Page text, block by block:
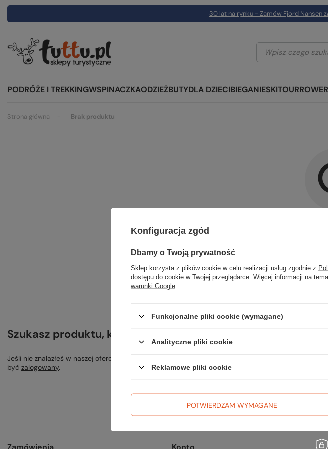
30 lat na rynku - Zamów Fjord Nansen
PODRÓŻE I TREKKINGWSPINACZKAODZIEŻBUTYDLA DZIECIBIEGANIESKITOURROWER
Strona główna Brak produktu
Szukany produkt
Spróbuj sprecyzować dokładniejsze
Szukasz produktu, którego nie mamy w ofercie?
Jeśli nie znalazłeś w naszej ofercie produktu, a chciałbyś kupić go w naszym sklepie, możesz
być zalogowany.
Konfiguracja zgód
Dbamy o Twoją prywatność
Sklep korzysta z plików cookie w celu realizacji usług zgodnie z
dostępu do cookie w Twojej przeglądarce. Więcej informacji na
warunki Google
Funkcjonalne pliki cookie (wymagane)
Analityczne pliki cookie
Reklamowe pliki cookie
POTWIERDZAM WYMAGANE